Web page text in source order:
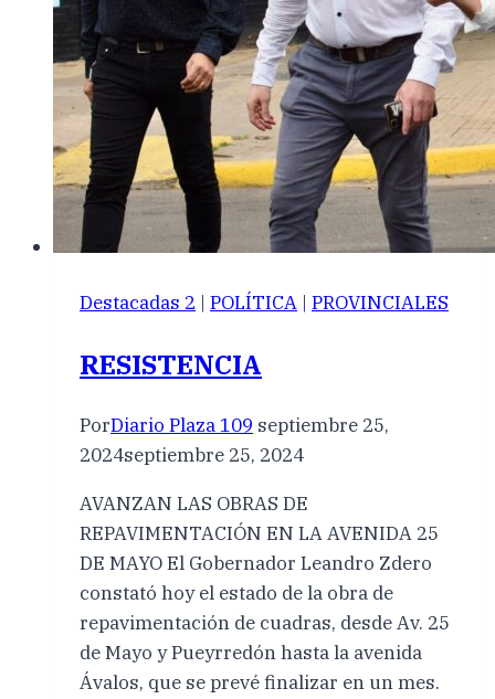
Destacadas 2 | POLÍTICA | PROVINCIALES
RESISTENCIA
PorDiario Plaza 109 septiembre 25,
2024septiembre 25, 2024
AVANZAN LAS OBRAS DE
REPAVIMENTACIÓN EN LA AVENIDA 25
DE MAYO El Gobernador Leandro Zdero
constató hoy el estado de la obra de
repavimentación de cuadras, desde Av. 25
de Mayo y Pueyrredón hasta la avenida
Ávalos, que se prevé finalizar en un mes.